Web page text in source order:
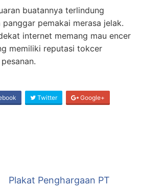
buatannya terlindung
pemakai merasa jelak.
internet memang mau encer
memiliki reputasi tokcer
Twitter Google+
Plakat Penghargaan PT